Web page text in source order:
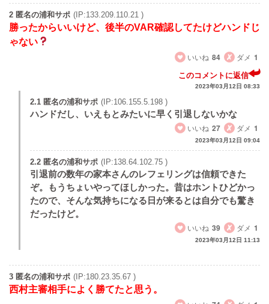
2 匿名の浦和サポ (IP:133.209.110.21 )
勝ったからいいけど、後半のVAR確認してたけどハンドじ
ゃない
いいね 84 ダメ 1
このコメントに返信
2023年03月12日 08:33
2.1 匿名の浦和サポ (IP:106.155.5.198 )
ハンドだし、いえもとみたいに早く引退しないかな
いいね 27 ダメ 1
2023年03月12日 09:04
2.2 匿名の浦和サポ (IP:138.64.102.75 )
引退前の数年の家本さんのレフェリングは信頼できた
ぞ。もうちょいやってほしかった。昔はホントひどかっ
たので、そんな気持ちになる日が来るとは自分でも驚き
だったけど。
いいね 39 ダメ 1
2023年03月12日 11:13
3 匿名の浦和サポ (IP:180.23.35.67 )
西村主審相手によく勝てたと思う。